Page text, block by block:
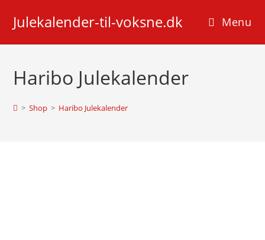
content
Julekalender-til-voksne.dk Menu
Haribo Julekalender
> Shop > Haribo Julekalender